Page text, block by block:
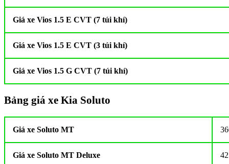
Giá xe Vios 1.5 E CVT (7 túi khí)
Giá xe Vios 1.5 E CVT (3 túi khí)
Giá xe Vios 1.5 G CVT (7 túi khí)
Bảng giá xe Kia Soluto
Giá xe Soluto MT
Giá xe Soluto MT Deluxe